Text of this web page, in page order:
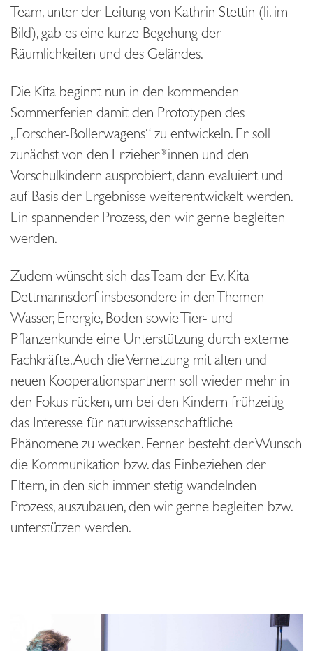
Team, unter der Leitung von Kathrin Stettin (li. im
Bild), gab es eine kurze Begehung der
Räumlichkeiten und des Geländes.
Die Kita beginnt nun in den kommenden
Sommerferien damit den Prototypen des
„Forscher-Bollerwagens“ zu entwickeln. Er soll
zunächst von den Erzieher*innen und den
Vorschulkindern ausprobiert, dann evaluiert und
auf Basis der Ergebnisse weiterentwickelt werden.
Ein spannender Prozess, den wir gerne begleiten
werden.
Zudem wünscht sich das Team der Ev. Kita
Dettmannsdorf insbesondere in den Themen
Wasser, Energie, Boden sowie Tier- und
Pflanzenkunde eine Unterstützung durch externe
Fachkräfte. Auch die Vernetzung mit alten und
neuen Kooperationspartnern soll wieder mehr in
den Fokus rücken, um bei den Kindern frühzeitig
das Interesse für naturwissenschaftliche
Phänomene zu wecken. Ferner besteht der Wunsch
die Kommunikation bzw. das Einbeziehen der
Eltern, in den sich immer stetig wandelnden
Prozess, auszubauen, den wir gerne begleiten bzw.
unterstützen werden.